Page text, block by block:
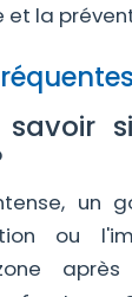
et la
savoir
un
ou